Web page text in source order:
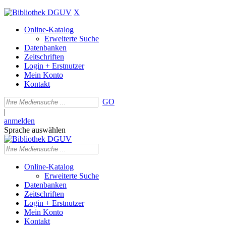
X
Online-Katalog
Erweiterte Suche
Datenbanken
Zeitschriften
Login + Erstnutzer
Mein Konto
Kontakt
GO
|
anmelden
Sprache auswählen
Online-Katalog
Erweiterte Suche
Datenbanken
Zeitschriften
Login + Erstnutzer
Mein Konto
Kontakt